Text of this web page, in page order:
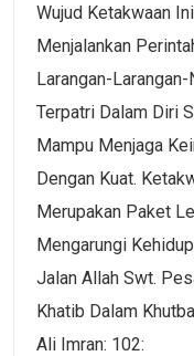
Wujud Ketakwaan
Menjalankan
Larangan-
Terpatri Dalam Diri
Mampu Menjaga
Dengan Kuat.
Merupakan Paket
Mengarungi
Jalan Allah Swt.
Khatib Dalam
Ali Imran: 102: